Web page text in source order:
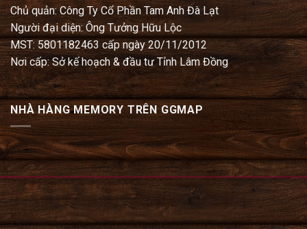
Chủ quản: Công Ty Cổ Phần Tam Anh Đà Lạt
Người đại diện: Ông Tưởng Hữu Lộc
MST: 5801182463 cấp ngày 20/11/2012
Nơi cấp: Sở kế hoạch & đầu tư Tỉnh Lâm Đồng
NHÀ HÀNG MEMORY TRÊN GGMAP